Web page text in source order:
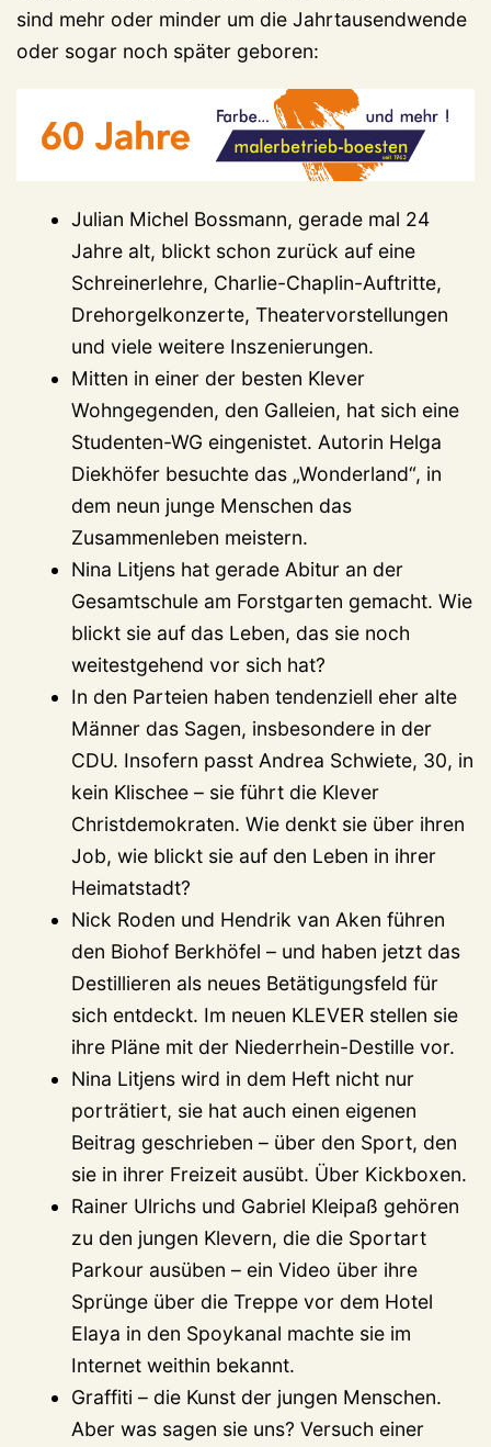
sind mehr oder minder um die Jahrtausendwende
oder sogar noch später geboren:
Julian Michel Bossmann, gerade mal 24
Jahre alt, blickt schon zurück auf eine
Schreinerlehre, Charlie-Chaplin-Auftritte,
Drehorgelkonzerte, Theatervorstellungen
und viele weitere Inszenierungen.
Mitten in einer der besten Klever
Wohngegenden, den Galleien, hat sich eine
Studenten-WG eingenistet. Autorin Helga
Diekhöfer besuchte das „Wonderland“, in
dem neun junge Menschen das
Zusammenleben meistern.
Nina Litjens hat gerade Abitur an der
Gesamtschule am Forstgarten gemacht. Wie
blickt sie auf das Leben, das sie noch
weitestgehend vor sich hat?
In den Parteien haben tendenziell eher alte
Männer das Sagen, insbesondere in der
CDU. Insofern passt Andrea Schwiete, 30, in
kein Klischee – sie führt die Klever
Christdemokraten. Wie denkt sie über ihren
Job, wie blickt sie auf den Leben in ihrer
Heimatstadt?
Nick Roden und Hendrik van Aken führen
den Biohof Berkhöfel – und haben jetzt das
Destillieren als neues Betätigungsfeld für
sich entdeckt. Im neuen KLEVER stellen sie
ihre Pläne mit der Niederrhein-Destille vor.
Nina Litjens wird in dem Heft nicht nur
porträtiert, sie hat auch einen eigenen
Beitrag geschrieben – über den Sport, den
sie in ihrer Freizeit ausübt. Über Kickboxen.
Rainer Ulrichs und Gabriel Kleipaß gehören
zu den jungen Klevern, die die Sportart
Parkour ausüben – ein Video über ihre
Sprünge über die Treppe vor dem Hotel
Elaya in den Spoykanal machte sie im
Internet weithin bekannt.
Graffiti – die Kunst der jungen Menschen.
Aber was sagen sie uns? Versuch einer